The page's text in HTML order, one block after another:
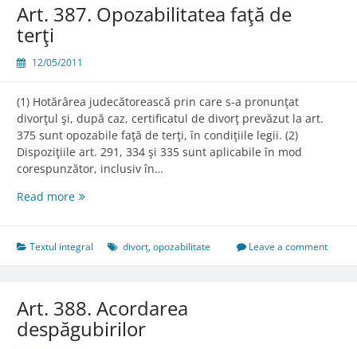
Art. 387. Opozabilitatea faţă de
terţi
12/05/2011
(1) Hotărârea judecătorească prin care s-a pronunţat
divorţul şi, după caz, certificatul de divorţ prevăzut la art.
375 sunt opozabile faţă de terţi, în condiţiile legii. (2)
Dispoziţiile art. 291, 334 şi 335 sunt aplicabile în mod
corespunzător, inclusiv în…
Read moreArt.
faţă
de
Textul integral divorț,opozabilitate Leave a comment
Art. 388. Acordarea
despăgubirilor